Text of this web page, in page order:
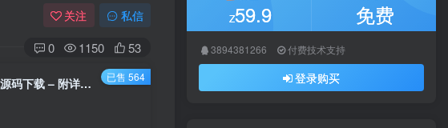
关注 私信
0 1150 53
高效管理新选择！Thinkphp响应式进销存仓库管理系统源码下载 – 附详细安装教程 | 卓创源码网 已售 564
Z59.9 免费
3894381266 付费技术支持
登录购买